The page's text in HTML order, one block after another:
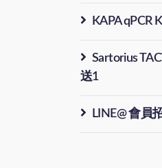
KAPA qPCR
Sartorius
送1
LINE@ 會員